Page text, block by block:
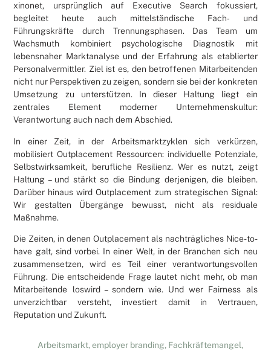
xinonet, ursprünglich auf Executive Search fokussiert,
begleitet heute auch mittelständische Fach‑ und
Führungskräfte durch Trennungsphasen. Das Team um
Wachsmuth kombiniert psychologische Diagnostik mit
lebensnaher Marktanalyse und der Erfahrung als etablierter
Personalvermittler. Ziel ist es, den betroffenen Mitarbeitenden
nicht nur Perspektiven zu zeigen, sondern sie bei der konkreten
Umsetzung zu unterstützen. In dieser Haltung liegt ein
zentrales Element moderner Unternehmenskultur:
Verantwortung auch nach dem Abschied.
In einer Zeit, in der Arbeitsmarktzyklen sich verkürzen,
mobilisiert Outplacement Ressourcen: individuelle Potenziale,
Selbstwirksamkeit, berufliche Resilienz. Wer es nutzt, zeigt
Haltung – und stärkt so die Bindung derjenigen, die bleiben.
Darüber hinaus wird Outplacement zum strategischen Signal:
Wir gestalten Übergänge bewusst, nicht als residuale
Maßnahme.
Die Zeiten, in denen Outplacement als nachträgliches Nice-to-
have galt, sind vorbei. In einer Welt, in der Branchen sich neu
zusammensetzen, wird es Teil einer verantwortungsvollen
Führung. Die entscheidende Frage lautet nicht mehr, ob man
Mitarbeitende loswird – sondern wie. Und wer Fairness als
unverzichtbar versteht, investiert damit in Vertrauen,
Reputation und Zukunft.
Arbeitsmarkt,employer branding, Fachkräftemangel,